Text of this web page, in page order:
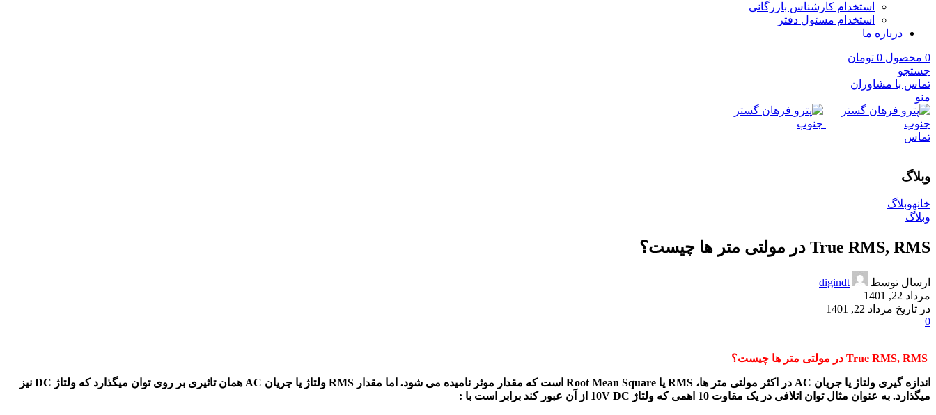
استخدام کارشناس بازرگانی
استخدام مسئول دفتر
درباره ما
0 محصول 0 تومان
جستجو
تماس با مشاوران
منو
تماس
وبلاگ
خانهوبلاگ
وبلاگ
True RMS, RMS در مولتی متر ها چیست؟
ارسال توسط
digindt
مرداد 22, 1401
در تاریخ مرداد 22, 1401
0
اندازه گیری ولتاژ یا جریان AC در اکثر مولتی متر ها، RMS یا Root Mean Square است که مقدار موثر نامیده می شود. اما مقدار RMS ولتاژ یا جریان AC همان تاثیری بر روی توان میگذارد که ولتاژ DC نیز
میگذارد. به عنوان مثال توان اتلافی در یک مقاوت 10 اهمی که ولتاژ 10V DC از آن عبور کند برابر است با :